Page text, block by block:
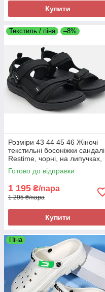
Купити
Текстиль / піна –8%
Розміри 43 44 45 46 Жіночі
текстильні босоніжки сандалі
Restime, чорні, на липучках,
на підошві з піни
Готово до відправки
1 195 ₴/пара
1 295 ₴/пара
Купити
Піна